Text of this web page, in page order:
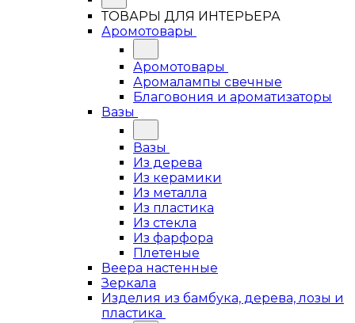
ТОВАРЫ ДЛЯ ИНТЕРЬЕРА
Аромотовары
Аромотовары
Аромалампы свечные
Благовония и ароматизаторы
Вазы
Вазы
Из дерева
Из керамики
Из металла
Из пластика
Из стекла
Из фарфора
Плетеные
Веера настенные
Зеркала
Изделия из бамбука, дерева, лозы и
пластика